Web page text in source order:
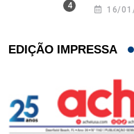
16/
EDIÇÃO IMPRESSA